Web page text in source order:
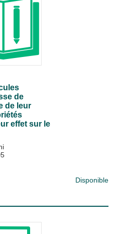
de
de leur
effet sur le
Disponible